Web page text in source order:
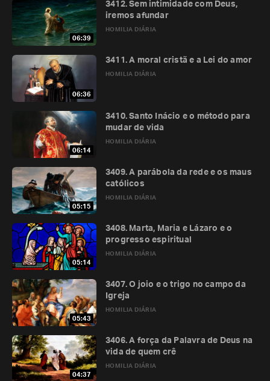
06:39
HOMILIA DIÁRIA
3412. Sem intimidade com Deus,
iremos afundar
06:36
HOMILIA DIÁRIA
3411. A moral cristã e a Lei do amor
06:14
HOMILIA DIÁRIA
3410. Santo Inácio e o método para
mudar de vida
05:15
HOMILIA DIÁRIA
3409. A parábola da rede e os maus
católicos
05:14
HOMILIA DIÁRIA
3408. Marta, Maria e Lázaro e o
progresso espiritual
05:43
HOMILIA DIÁRIA
3407. O joio e o trigo no campo da
Igreja
04:37
HOMILIA DIÁRIA
3406. A força da Palavra de Deus na
vida de quem crê